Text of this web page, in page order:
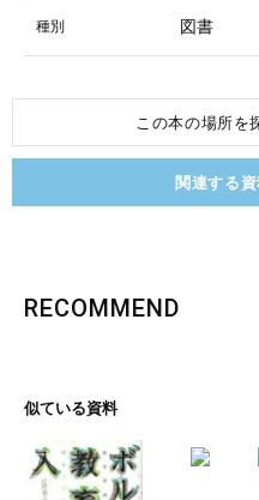
種別 図書
この本の場所を
関連する
RECOMMEND
似ている資料